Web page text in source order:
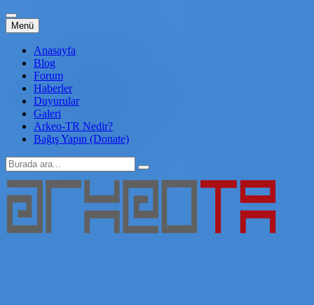
Menü İçeriğe
atla
Anasayfa
Blog
Forum
Haberler
Duyurular
Galeri
Arkeo-TR Nedir?
Bağış Yapın (Donate)
Arama: